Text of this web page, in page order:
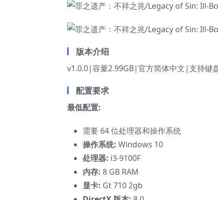
版本介绍
v1.0.0|容量2.99GB|官方简体中文|支持键
配置要求
最低配置:
需要 64 位处理器和操作系统
操作系统: Windows 10
处理器: i3-9100F
内存: 8 GB RAM
显卡: Gt 710 2gb